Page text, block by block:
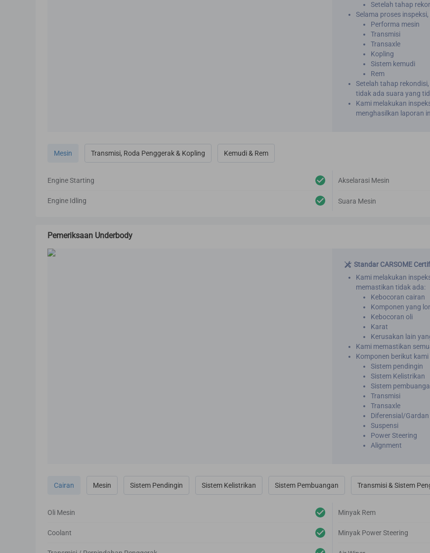
Setelah tahap
Selama proses
Performa mesin
Transmisi
Transaxle
Kopling
Sistem kemudi
Rem
Setelah tahap
tidak ada suara yang
Kami melakukan
menghasilkan laporan
Mesin Transmisi, Roda Penggerak & Kopling Kemudi & Rem
Engine Starting
Engine Idling
Akselarasi Mesin
Suara Mesin
Pemeriksaan Underbody
Standar CARSOME
Kami melakukan
memastikan tidak ada:
Kebocoran cairan
Komponen yang
Kebocoran oli
Karat
Kerusakan lain
Kami memastikan
Komponen berikut
Sistem pendingin
Sistem Kelistrikan
Sistem
Transmisi
Transaxle
Diferensial/Gardan
Suspensi
Power Steering
Alignment
Cairan Mesin Sistem Pendingin Sistem Kelistrikan Sistem Pembuangan Transmisi & Sistem
Oli Mesin
Coolant
Minyak Rem
Minyak Power Steering